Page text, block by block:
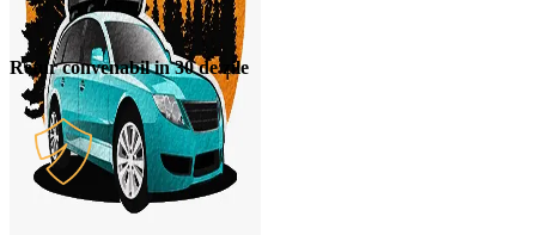
Retur convenabil in 30 de zile